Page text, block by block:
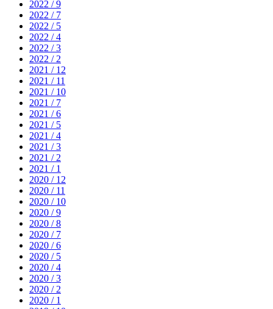
2022 / 9
2022 / 7
2022 / 5
2022 / 4
2022 / 3
2022 / 2
2021 / 12
2021 / 11
2021 / 10
2021 / 7
2021 / 6
2021 / 5
2021 / 4
2021 / 3
2021 / 2
2021 / 1
2020 / 12
2020 / 11
2020 / 10
2020 / 9
2020 / 8
2020 / 7
2020 / 6
2020 / 5
2020 / 4
2020 / 3
2020 / 2
2020 / 1